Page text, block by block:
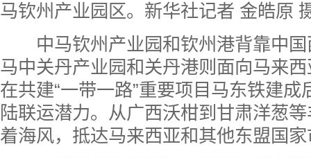
马钦州产业园区。新华社记者 金皓原
中马钦州产业园和钦州港背靠中国
马中关丹产业园和关丹港则面向马来
在共建“一带一路”重要项目马东铁建成
陆联运潜力。从广西沃柑到甘肃洋葱
着海风，抵达马来西亚和其他东盟国